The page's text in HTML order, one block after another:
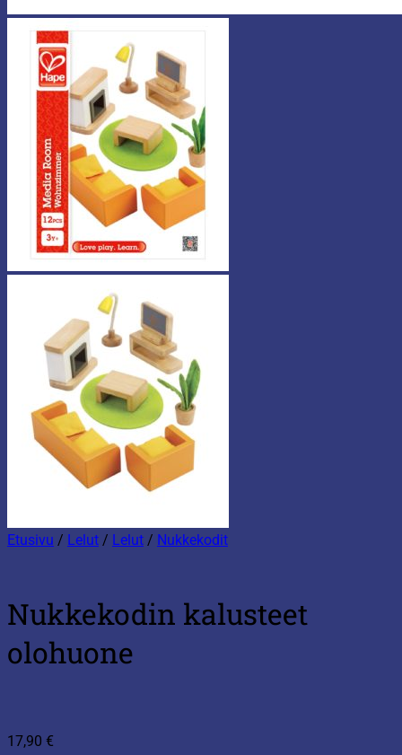
Etusivu / Lelut / Lelut / Nukkekodit
Nukkekodin kalusteet
olohuone
17,90 €